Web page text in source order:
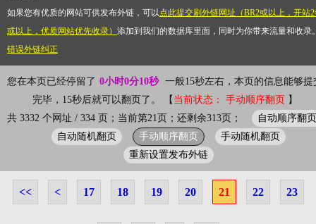
如果您有优质的网站可供发布外链，可以点此提交刷外链网址（BR2或以上，开站
或以上，优质网站优先收录） 添加到我们的数据库里面，同时为你带来流量和收录
错误外链纠正
您在本页已经停留了 0小时0分10秒 一般15秒左右，本页的信息能够提
完毕，15秒后就可以翻页了。 【 当前状态： 手动顺序翻页 】
共 3332 个网址 / 334 页；当前第21页；还剩余313页；
自动顺序翻页
自动随机翻页
手动顺序翻页
手动随机翻页
重新设置发布外链
<< < 17 18 19 20 21 22 23